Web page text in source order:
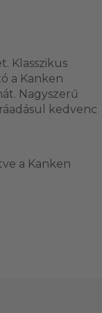
Klasszikus
a Kanken
Nagyszerű
kedvenc
a Kanken